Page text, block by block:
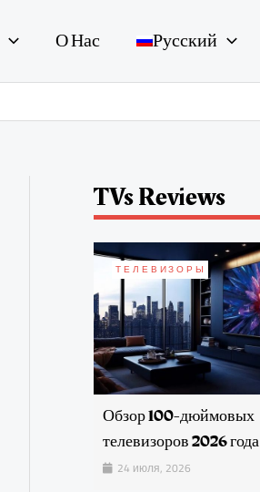
О Нас Русский
TVs Reviews
ТЕЛЕВИЗОРЫ
Обзор 100-дюймовых
телевизоров 2026 года
24 июля, 2026